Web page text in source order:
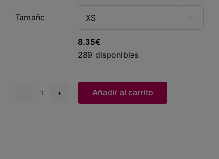
Tamaño
8.35€
289 disponibles
Stella
Añadir al carrito